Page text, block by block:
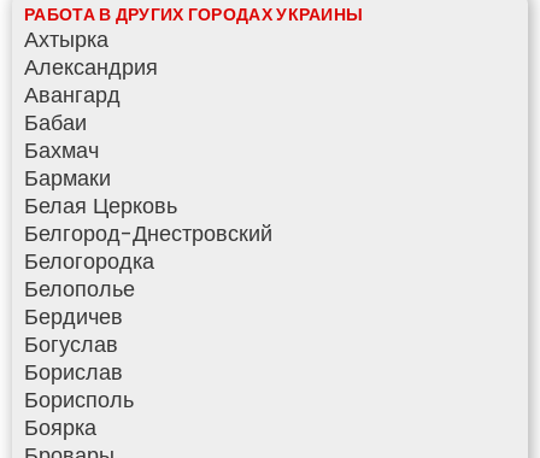
РАБОТА В ДРУГИХ ГОРОДАХ УКРАИНЫ
Ахтырка
Александрия
Авангард
Бабаи
Бахмач
Бармаки
Белая Церковь
Белгород-Днестровский
Белогородка
Белополье
Бердичев
Богуслав
Борислав
Борисполь
Боярка